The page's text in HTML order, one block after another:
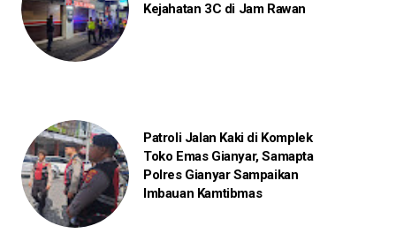
Kejahatan 3C di Jam Rawan
Patroli Jalan Kaki di Komplek
Toko Emas Gianyar, Samapta
Polres Gianyar Sampaikan
Imbauan Kamtibmas